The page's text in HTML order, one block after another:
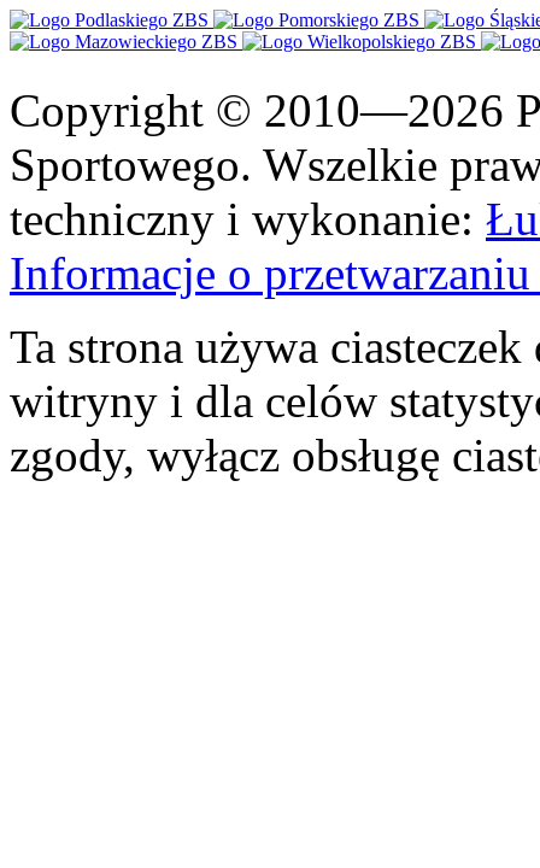
Copyright © 2010—2026
Sportowego. Wszelkie
techniczny i wykonanie:
Informacje o
Ta strona używa
witryny i dla celów
zgody, wyłącz obsługę